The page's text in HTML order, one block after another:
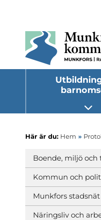
Här är du: Hem »
Boende, miljö och
Kommun och
Munkfors stadsnät
Näringsliv och